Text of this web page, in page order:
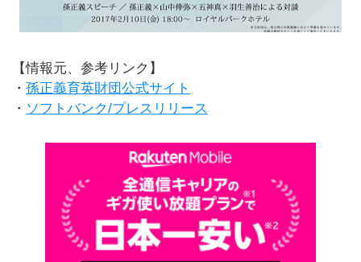
【情報元、参考リンク】
・ 孫正義育英財団公式サイト
・ ソフトバンク/プレスリリース